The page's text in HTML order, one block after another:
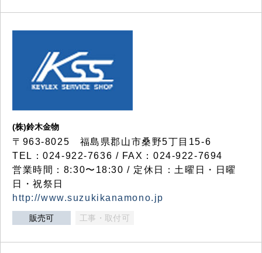
(株)鈴木金物
〒963-8025 福島県郡山市桑野5丁目15-6
TEL：024-922-7636 / FAX：024-922-7694
営業時間：8:30〜18:30 / 定休日：土曜日・日曜
日・祝祭日
http://www.suzukikanamono.jp
販売可 工事・取付可